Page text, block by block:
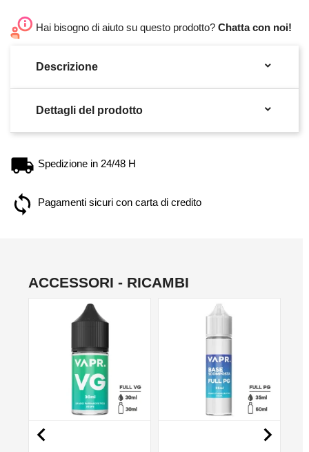
Hai bisogno di aiuto su questo prodotto? Chatta con noi!
Descrizione 
Dettagli del prodotto 
Spedizione in 24/48 H
Pagamenti sicuri con carta di credito
ACCESSORI - RICAMBI
 